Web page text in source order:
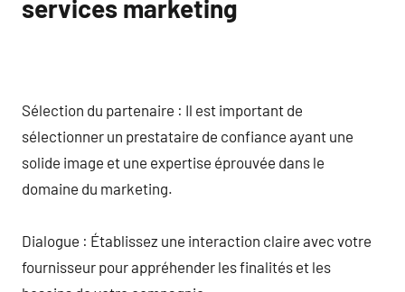
services marketing
Sélection du partenaire : Il est important de
sélectionner un prestataire de confiance ayant une
solide image et une expertise éprouvée dans le
domaine du marketing.
Dialogue : Établissez une interaction claire avec votre
fournisseur pour appréhender les finalités et les